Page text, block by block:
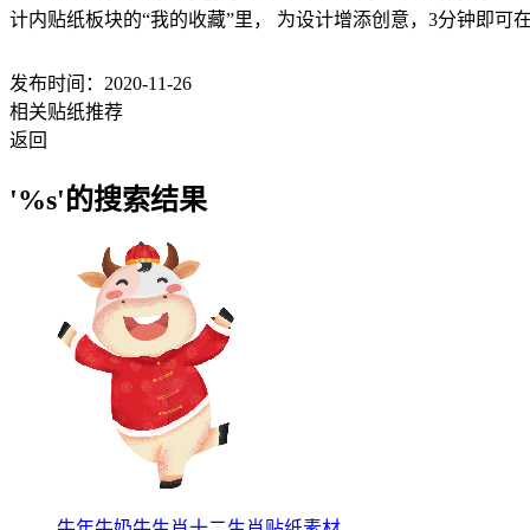
计内贴纸板块的“我的收藏”里， 为设计增添创意，3分钟即可
发布时间：2020-11-26
相关贴纸推荐
返回
'%s'的搜索结果